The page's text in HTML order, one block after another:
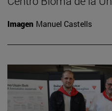
Imagen Manuel Castells